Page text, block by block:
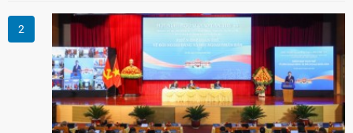
tại Việt Nam.